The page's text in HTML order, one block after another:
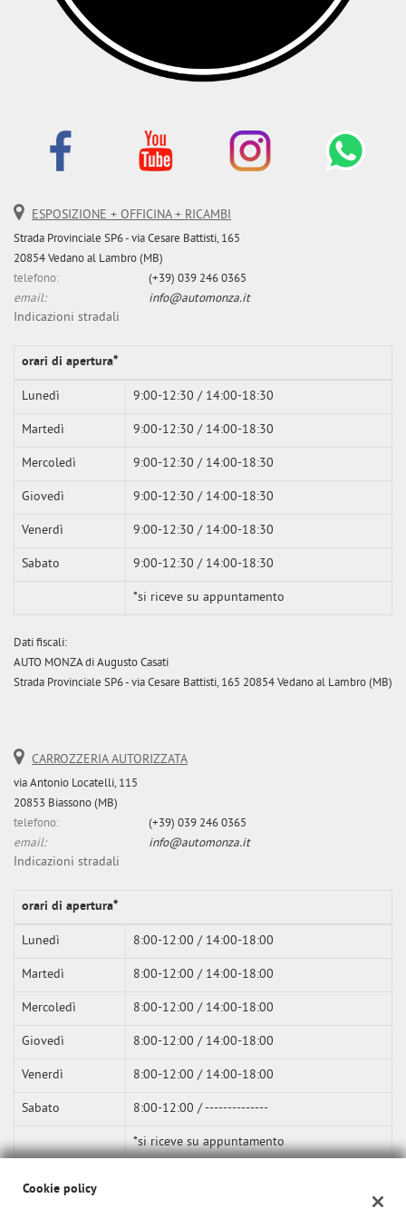
ESPOSIZIONE + OFFICINA + RICAMBI
Strada Provinciale SP6 - via Cesare Battisti, 165
20854 Vedano al Lambro (MB)
telefono:
(+39) 039 246 0365
email:
info@automonza.it
Indicazioni stradali
orari di apertura*
Lunedì 9:00-12:30 / 14:00-18:30
Martedì 9:00-12:30 / 14:00-18:30
Mercoledì 9:00-12:30 / 14:00-18:30
Giovedì 9:00-12:30 / 14:00-18:30
Venerdì 9:00-12:30 / 14:00-18:30
Sabato 9:00-12:30 / 14:00-18:30
*si riceve su appuntamento
Dati fiscali:
AUTO MONZA di Augusto Casati
Strada Provinciale SP6 - via Cesare Battisti, 165 20854 Vedano al Lambro (MB)
CARROZZERIA AUTORIZZATA
via Antonio Locatelli, 115
20853 Biassono (MB)
telefono:
(+39) 039 246 0365
email:
info@automonza.it
Indicazioni stradali
orari di apertura*
Lunedì 8:00-12:00 / 14:00-18:00
Martedì 8:00-12:00 / 14:00-18:00
Mercoledì 8:00-12:00 / 14:00-18:00
Giovedì 8:00-12:00 / 14:00-18:00
Venerdì 8:00-12:00 / 14:00-18:00
Sabato 8:00-12:00 / --------------
*si riceve su appuntamento
Cookie policy